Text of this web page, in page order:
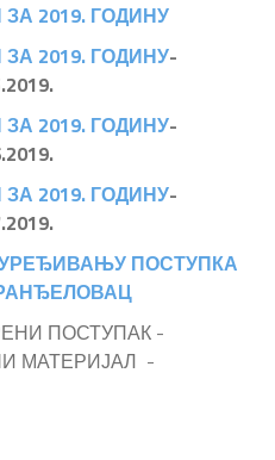
2019. ГОДИНУ
2019. ГОДИНУ-
2019. ГОДИНУ-
2019. ГОДИНУ-
ПОСТУПКА
ПОСТУПАК -
МАТЕРИЈАЛ -